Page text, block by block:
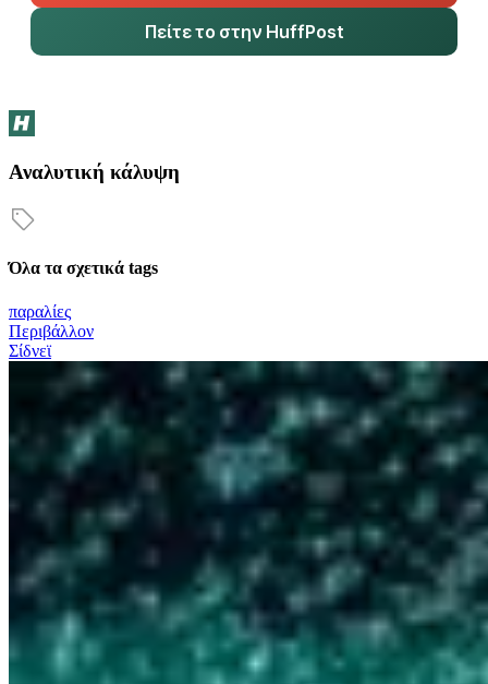
Πείτε το στην HuffPost
Αναλυτική κάλυψη
Όλα τα σχετικά tags
παραλίες
Περιβάλλον
Σίδνεϊ